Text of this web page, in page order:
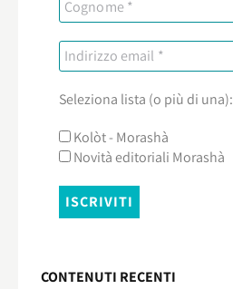
Seleziona lista (o più di una):
Kolòt - Morashà
Novità editoriali Morashà
CONTENUTI RECENTI